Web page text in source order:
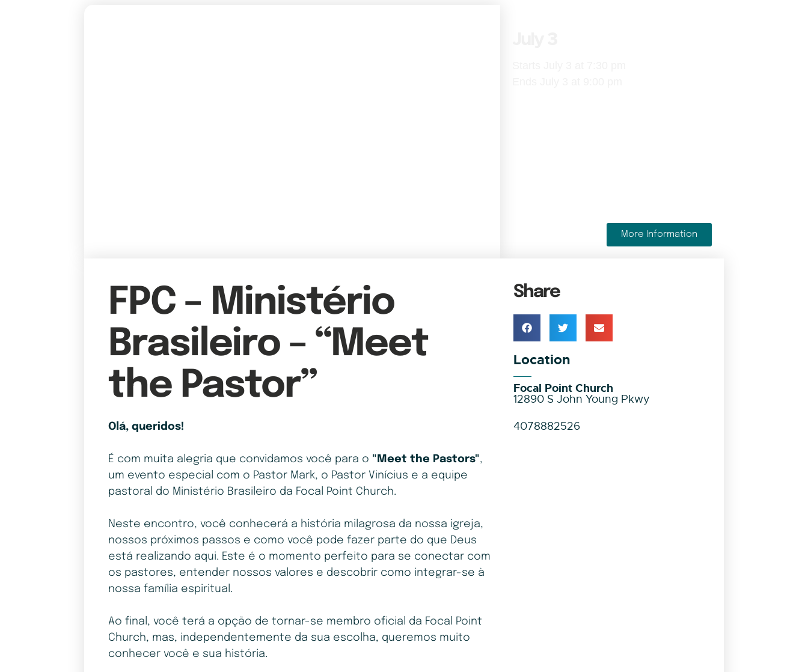
More Information
FPC – Ministério
Brasileiro – “Meet
the Pastor”
Olá, queridos!
É com muita alegria que convidamos você para o "Meet the Pastors",
um evento especial com o Pastor Mark, o Pastor Vinícius e a equipe
pastoral do Ministério Brasileiro da Focal Point Church.
Neste encontro, você conhecerá a história milagrosa da nossa igreja,
nossos próximos passos e como você pode fazer parte do que Deus
está realizando aqui. Este é o momento perfeito para se conectar com
os pastores, entender nossos valores e descobrir como integrar-se à
nossa família espiritual.
Ao final, você terá a opção de tornar-se membro oficial da Focal Point
Church, mas, independentemente da sua escolha, queremos muito
conhecer você e sua história.
Share
Location
Focal Point Church
12890 S John Young Pkwy
4078882526